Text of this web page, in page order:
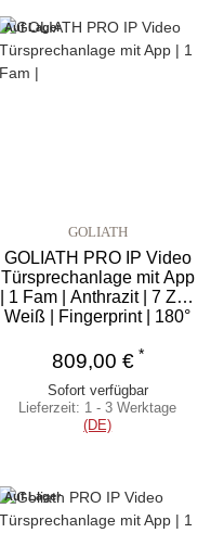
Auf Lager
GOLIATH
GOLIATH PRO IP Video
Türsprechanlage mit App
| 1 Fam | Anthrazit | 7 Zoll
Weiß | Fingerprint | 180°
809,00 €*
Sofort verfügbar
Lieferzeit: 1 - 3 Werktage
(DE)
Auf Lager